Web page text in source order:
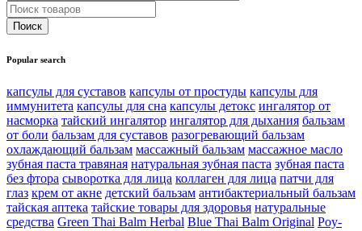
Popular search
капсулы для суставов капсулы от простуды капсулы для
иммунитета капсулы для сна капсулы детокс ингалятор от
насморка тайский ингалятор ингалятор для дыхания бальзам
от боли бальзам для суставов разогревающий бальзам
охлаждающий бальзам массажный бальзам массажное масло
зубная паста травяная натуральная зубная паста зубная паста
без фтора сыворотка для лица коллаген для лица патчи для
глаз крем от акне детский бальзам антибактериальный бальзам
тайская аптека тайские товары для здоровья натуральные
средства Green Thai Balm Herbal Blue Thai Balm Original Poy-